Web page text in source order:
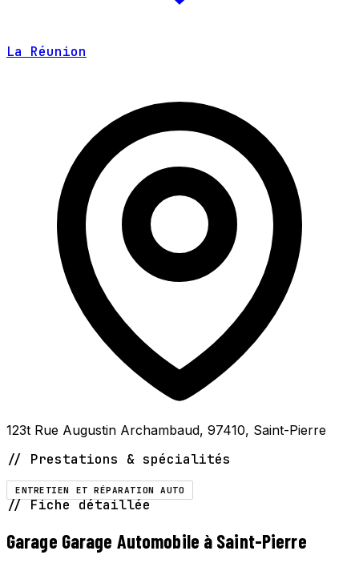
La Réunion
123t Rue Augustin Archambaud, 97410, Saint-Pierre
// Prestations & spécialités
ENTRETIEN ET RÉPARATION AUTO
// Fiche détaillée
Garage Garage Automobile à Saint-Pierre